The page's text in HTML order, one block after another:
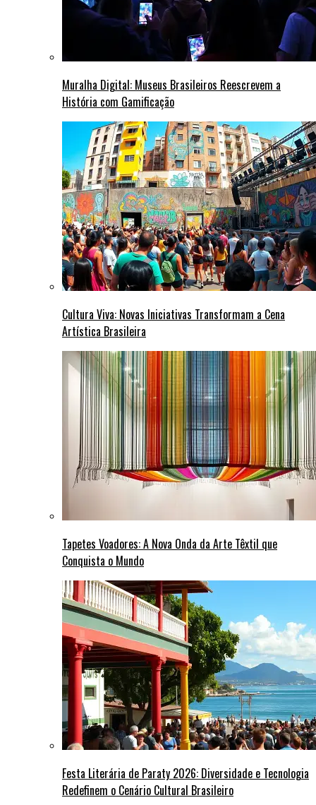
Muralha Digital: Museus Brasileiros Reescrevem a
História com Gamificação
Cultura Viva: Novas Iniciativas Transformam a Cena
Artística Brasileira
Tapetes Voadores: A Nova Onda da Arte Têxtil que
Conquista o Mundo
Festa Literária de Paraty 2026: Diversidade e Tecnologia
Redefinem o Cenário Cultural Brasileiro